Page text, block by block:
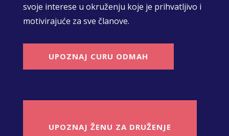
svoje interese u okruženju koje je prihvatljivo i
motivirajuće za sve članove.
UPOZNAJ CURU ODMAH
UPOZNAJ ŽENU ZA DRUŽENJE